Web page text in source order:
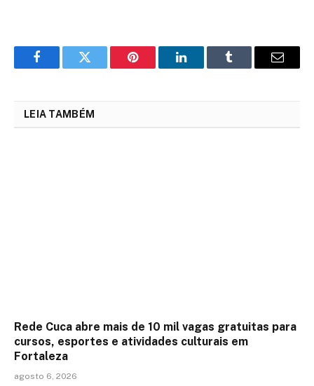
FacebookTwitter Pinterest LinkedInTumblr Email
LEIA TAMBÉM
Rede Cuca abre mais de 10 mil vagas gratuitas para
cursos, esportes e atividades culturais em
Fortaleza
agosto 6, 2026